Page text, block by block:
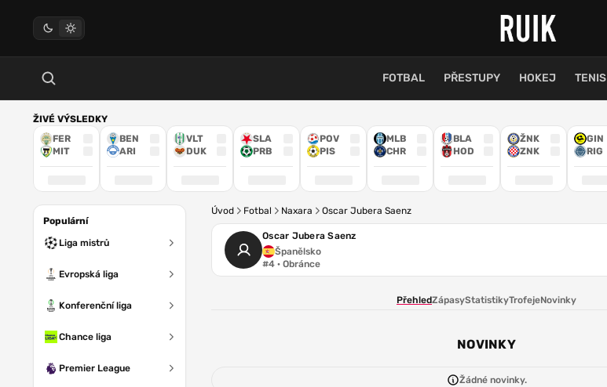
FOTBAL PŘESTUPY HOKEJ TENIS
ŽIVÉ VÝSLEDKY
FER
MIT
BEN
ARI
VLT
DUK
SLA
PRB
POV
PIS
MLB
CHR
BLA
HOD
ŽNK
ZNK
GIN
RIG
Populární
Liga mistrů
Evropská liga
Konferenční liga
Chance liga
Premier League
Úvod Fotbal Naxara Oscar Jubera Saenz
Oscar Jubera Saenz
Španělsko
#4 · Obránce
PřehledZápasyStatistikyTrofejeNovinky
NOVINKY
Žádné novinky.